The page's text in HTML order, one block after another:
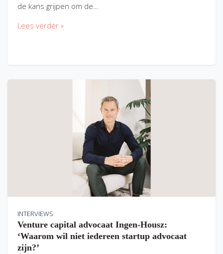
de kans grijpen om de…
Lees verder »
INTERVIEWS
Venture capital advocaat Ingen-Housz:
‘Waarom wil niet iedereen startup advocaat
zijn?’